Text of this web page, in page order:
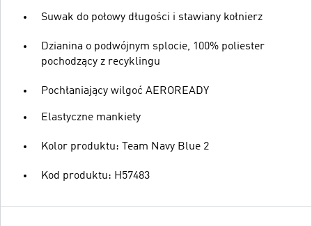
Suwak do połowy długości i stawiany kołnierz
Dzianina o podwójnym splocie, 100% poliester
pochodzący z recyklingu
Pochłaniający wilgoć AEROREADY
Elastyczne mankiety
Kolor produktu: Team Navy Blue 2
Kod produktu: H57483